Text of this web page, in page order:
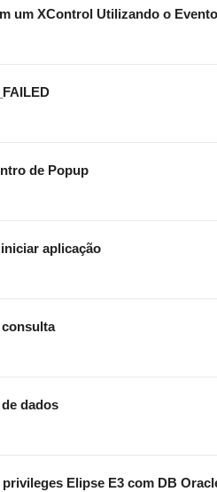
um XControl Utilizando o
de Popup
aplicação
consulta
dados
Elipse E3 com DB